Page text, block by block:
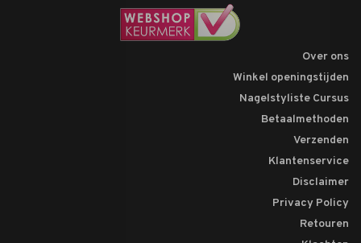
Over ons
Winkel openingstijden
Nagelstyliste Cursus
Betaalmethoden
Verzenden
Klantenservice
Disclaimer
Privacy Policy
Retouren